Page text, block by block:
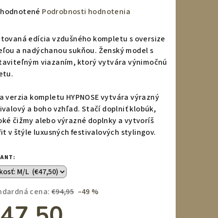
Podrobnosti hodnotenia
edícia vzdušného kompletu s oversize
a nadýchanou sukňou. Ženský model s
viazaním, ktorý vytvára výnimočnú
verzia kompletu HYPNOSE vytvára výrazný
a boho vzhľad. Stačí doplniť klobúk,
čižmy alebo výrazné doplnky a vytvoríš
v štýle luxusných festivalových stylingov.
cena: €94,95 –49 %